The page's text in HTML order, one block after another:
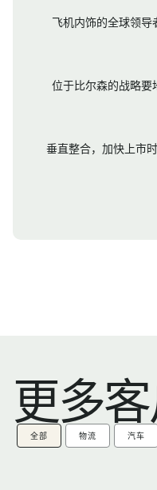
飞机内饰的全球领导
位于比尔森的战略要
垂直整合，加快上市
更多
全部 物流 汽车